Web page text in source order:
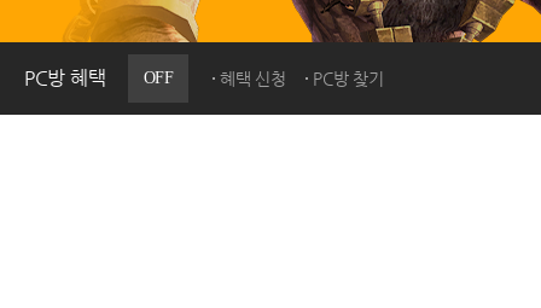
PC방 혜택 OFF 혜택 신청 PC방 찾기